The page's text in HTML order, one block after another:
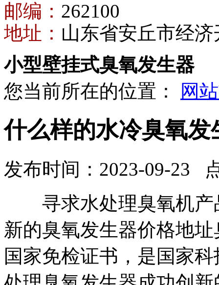
邮编： 262100
地址： 山东省安丘市经
小型壁挂式臭氧发生器
您当前所在的位置：
网
什么样的水冷臭氧发
发布时间：2023-09-23
寻求水处理臭氧机产
新的臭氧发生器价格地
国家免检证书，是国家